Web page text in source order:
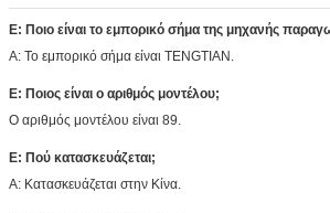
Ε: Ποιο είναι το εμπορικό σήμα της μηχανής
Α: Το εμπορικό σήμα είναι TENGTIAN.
Ε: Ποιος είναι ο αριθμός μοντέλου;
Ο αριθμός μοντέλου είναι 89.
Ε: Πού κατασκευάζεται;
Α: Κατασκευάζεται στην Κίνα.